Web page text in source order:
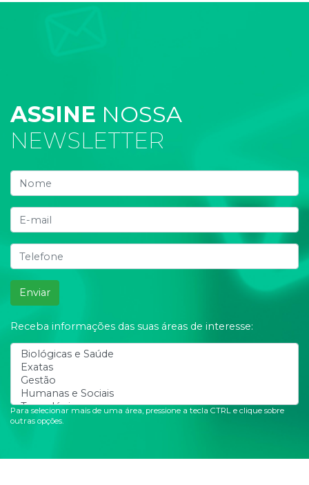
ASSINE NOSSA
NEWSLETTER
Enviar
Receba informações das suas áreas de interesse:
Para selecionar mais de uma área, pressione a tecla CTRL e clique sobre
outras opções.